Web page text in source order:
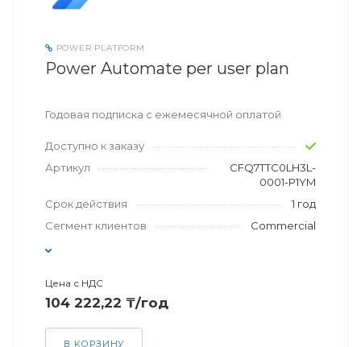
POWER PLATFORM
Power Automate per user plan
Годовая подписка с ежемесячной оплатой
Доступно к заказу
Артикул
CFQ7TTC0LH3L-
0001-P1YM
Срок действия
1 год
Сегмент клиентов
Commercial
Цена с НДС
104 222,22 ₸/год
В КОРЗИНУ